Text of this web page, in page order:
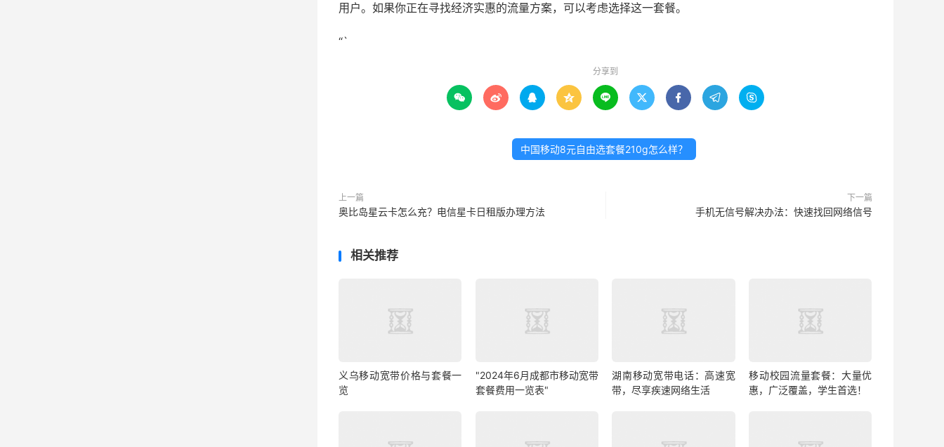
用户。如果你正在寻找经济实惠的流量方案，可以考虑选择这一套餐。
“`
分享到
        
中国移动8元自由选套餐210g怎么样？
上一篇
奥比岛星云卡怎么充？电信星卡日租版办理方法
下一篇
手机无信号解决办法：快速找回网络信号
相关推荐
义乌移动宽带价格与套餐一
览
"2024年6月成都市移动宽带
套餐费用一览表"
湖南移动宽带电话：高速宽
带，尽享疾速网络生活
移动校园流量套餐：大量优
惠，广泛覆盖，学生首选！